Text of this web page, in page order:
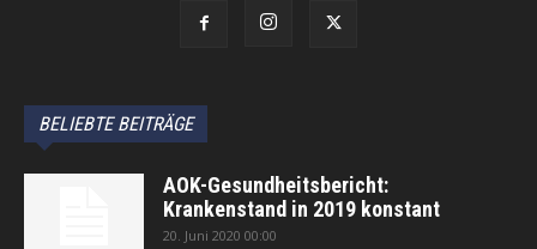
BELIEBTE BEITRÄGE
AOK-Gesundheitsbericht:
Krankenstand in 2019 konstant
20. Juni 2020 00:00